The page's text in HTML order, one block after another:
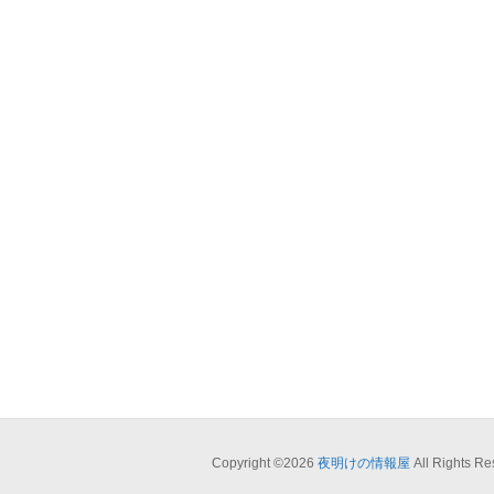
Copyright ©2026 夜明けの情報屋 All Rights